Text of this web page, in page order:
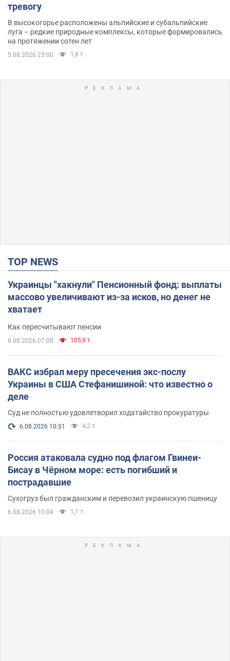
тревогу
В высокогорье расположены альпийские и субальпийские
луга – редкие природные комплексы, которые формировались
на протяжении сотен лет
5.08.2026 23:00 1,8 т.
TOP NEWS
Украинцы "хакнули" Пенсионный фонд: выплаты
массово увеличивают из-за исков, но денег не
хватает
Как пересчитывают пенсии
6.08.2026 07:00 105,9 т.
ВАКС избрал меру пресечения экс-послу
Украины в США Стефанишиной: что известно о
деле
Суд не полностью удовлетворил ходатайство прокуратуры
6.08.2026 10:31 4,2 т.
Россия атаковала судно под флагом Гвинеи-
Бисау в Чёрном море: есть погибший и
пострадавшие
Сухогруз был гражданским и перевозил украинскую пшеницу
6.08.2026 10:04 1,1 т.